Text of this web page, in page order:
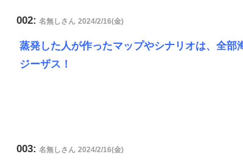
002: 名無しさん 2024/2/16(金)
蒸発した人が作ったマップやシナリオは、全部
ジーザス！
003: 名無しさん 2024/2/16(金)